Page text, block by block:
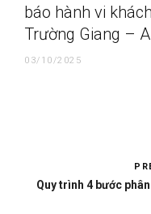
báo hành vi
Trường Giang –
03/10/2025
Quy trình 4 bước